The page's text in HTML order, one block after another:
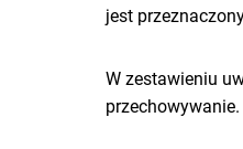
jest
W zestawieniu
przechowywanie.